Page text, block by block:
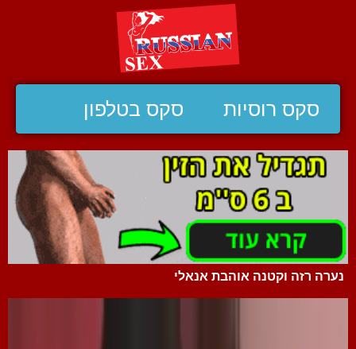
סקס רוסיות סקס בטלפון
נערה רזה וקטנה אוהבת אנאלי